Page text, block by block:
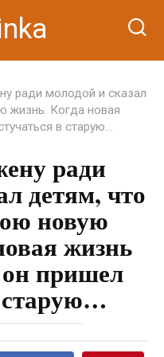
ради молодой и сказал
жизнь. Когда новая
в старую…
ради
детям, что
новую
жизнь
он пришел
старую…